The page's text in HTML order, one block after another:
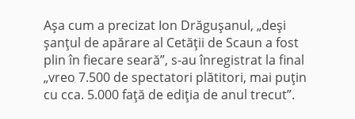
Aşa cum a precizat Ion Drăguşanul, „deşi
şanţul de apărare al Cetăţii de Scaun a fost
plin în fiecare seară”, s-au înregistrat la final
„vreo 7.500 de spectatori plătitori, mai puţin
cu cca. 5.000 faţă de ediţia de anul trecut”.